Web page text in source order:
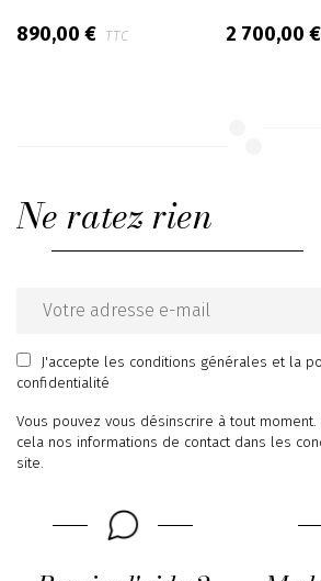
890,00 € TTC 2 700,00 €
Ne ratez rien
Email
address
J'accepte les conditions générales et la
confidentialité
Vous pouvez vous désinscrire à tout
cela nos informations de contact dans les
site.